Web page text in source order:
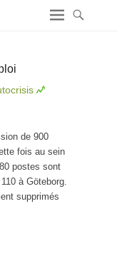
de 900
fois au sein
postes sont
à Göteborg.
supprimés